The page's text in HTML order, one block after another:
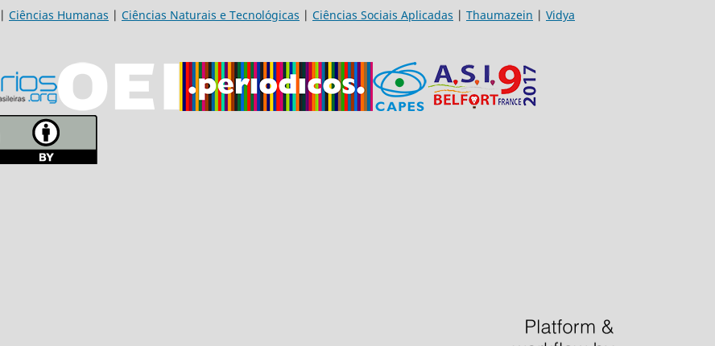
| Ciências Humanas | Ciências Naturais e Tecnológicas | Ciências Sociais Aplicadas | Thaumazein | Vidya